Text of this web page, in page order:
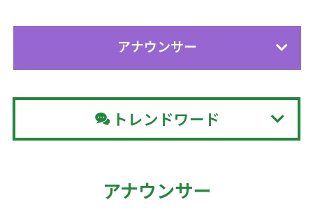
アナウンサー
トレンドワード
アナウンサー